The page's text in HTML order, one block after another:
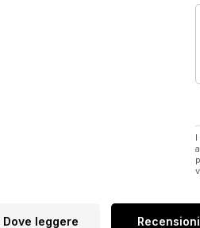
Dove leggere Recensioni